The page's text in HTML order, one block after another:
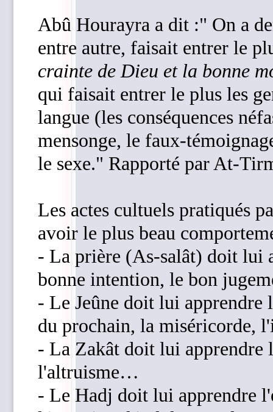
Abû Hourayra a dit :" On a
entre autre, faisait entrer le
crainte de Dieu et la bonne
qui faisait entrer le plus les
langue (les conséquences
mensonge, le faux-
le sexe." Rapporté par At-
Les actes cultuels pratiqués
avoir le plus beau
- La prière (As-salât) doit lui
bonne intention, le bon
- Le Jeûne doit lui apprendre
du prochain, la miséricorde,
- La Zakât doit lui apprendre
l'altruisme…
- Le Hadj doit lui apprendre